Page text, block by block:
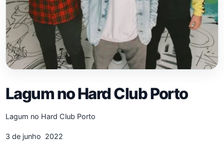
Lagum no Hard Club Porto
Lagum no Hard Club Porto
3 de junho 2022